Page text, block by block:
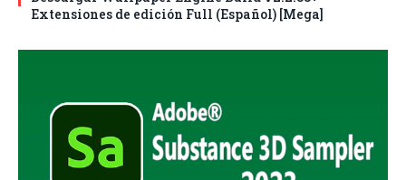
Extensiones de edición Full (Español) [Mega]